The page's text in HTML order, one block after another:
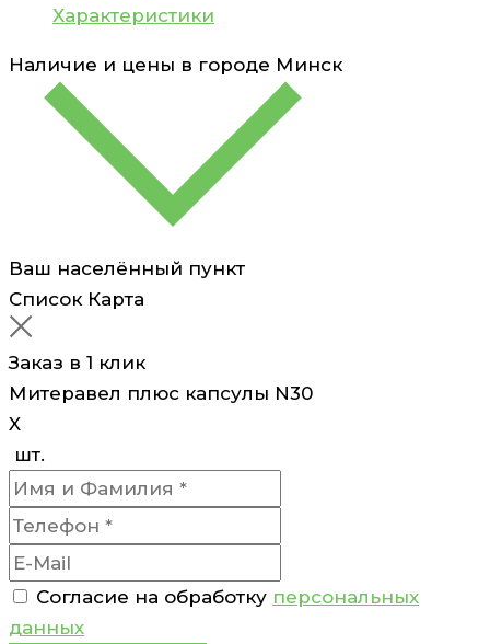
Характеристики
Наличие и цены в городе Минск
Ваш населённый пункт
Список Карта
Заказ в 1 клик
Митеравел плюс капсулы N30
X
шт.
Согласие на обработку персональных
данных